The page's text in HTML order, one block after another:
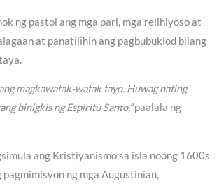
ng pastol ang mga pari, mga relihiyoso at
at panatilihin ang pagbubuklod bilang
magkawatak-watak tayo. Huwag nating
binigkis ng Espiritu Santo,”paalala ng
ang Kristiyanismo sa isla noong 1600s
pagmimisyon ng mga Augustinian,